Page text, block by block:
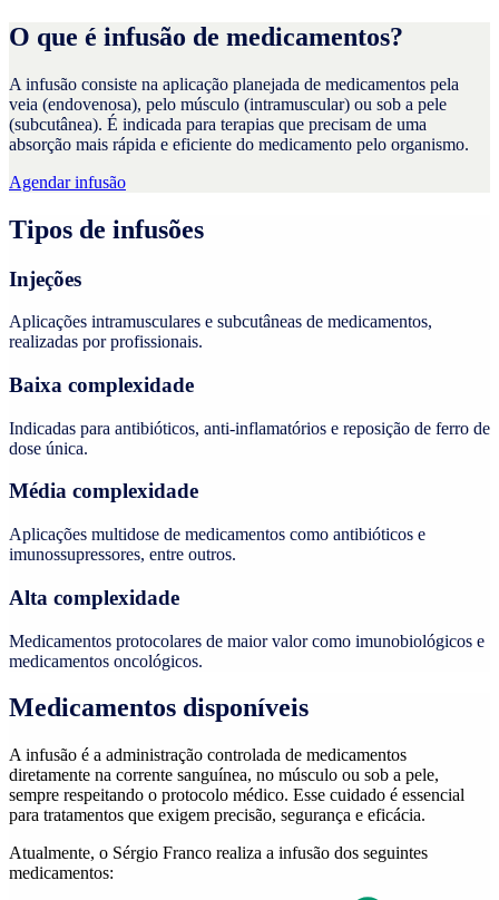
O que é infusão de medicamentos?
A infusão consiste na aplicação planejada de medicamentos pela
veia (endovenosa), pelo músculo (intramuscular) ou sob a pele
(subcutânea). É indicada para terapias que precisam de uma
absorção mais rápida e eficiente do medicamento pelo organismo.
Agendar infusão
Tipos de infusões
Injeções
Aplicações intramusculares e subcutâneas de medicamentos,
realizadas por profissionais.
Baixa complexidade
Indicadas para antibióticos, anti-inflamatórios e reposição de ferro de
dose única.
Média complexidade
Aplicações multidose de medicamentos como antibióticos e
imunossupressores, entre outros.
Alta complexidade
Medicamentos protocolares de maior valor como imunobiológicos e
medicamentos oncológicos.
Medicamentos disponíveis
A infusão é a administração controlada de medicamentos
diretamente na corrente sanguínea, no músculo ou sob a pele,
sempre respeitando o protocolo médico. Esse cuidado é essencial
para tratamentos que exigem precisão, segurança e eficácia.
Atualmente, o Sérgio Franco realiza a infusão dos seguintes
medicamentos: